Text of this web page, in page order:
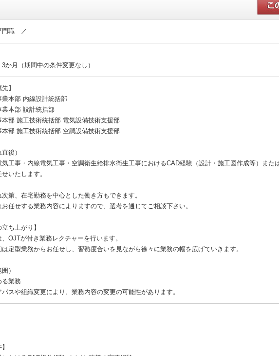
門職 ／
か月（期間中の条件変更なし）
】
業本部 内線設計統括部
業本部 設計統括部
本部 施工技術統括部 電気設備技術支援部
本部 施工技術統括部 空調設備技術支援部
後）
気工事・内線電気工事・空調衛生給排水衛生工事におけるCAD経験（設計・施工図作成等）また
いたします。
第、在宅勤務を中心とした働き方もできます。
任せする業務内容によりますので、選考を通じてご相談下さい。
立ち上がり】
、OJTが付き業務レクチャーを行います。
は定型業務からお任せし、習熟度合いを見ながら徐々に業務の幅を広げていきます。
）
る業務
スや組織変更により、業務内容の変更の可能性があります。